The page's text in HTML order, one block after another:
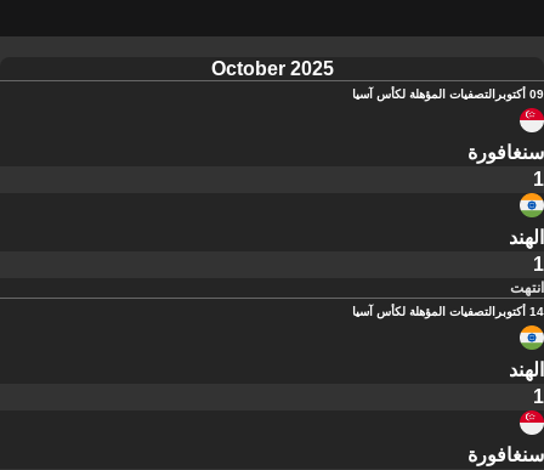
October 2025
09 أكتوبر التصفيات المؤهلة لكأس آسيا
سنغافورة
1
الهند
1
انتهت
14 أكتوبر التصفيات المؤهلة لكأس آسيا
الهند
1
سنغافورة